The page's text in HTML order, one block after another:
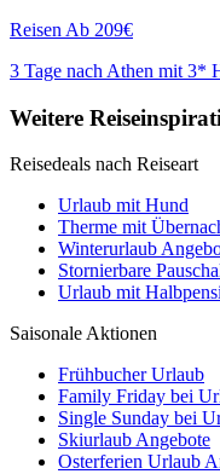
Reisen Ab 209€
3 Tage nach Athen mit 3*
Weitere
Reisedeals nach Reiseart
Urlaub mit Hund
Therme mit
Winterurlaub
Stornierbare
Urlaub mit
Saisonale Aktionen
Frühbucher Urlaub
Family Friday bei
Single Sunday bei
Skiurlaub Angebote
Osterferien Urlaub